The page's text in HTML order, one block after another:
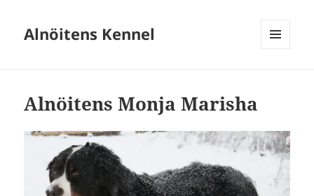
Alnöitens Kennel
Alnöitens Monja Marisha